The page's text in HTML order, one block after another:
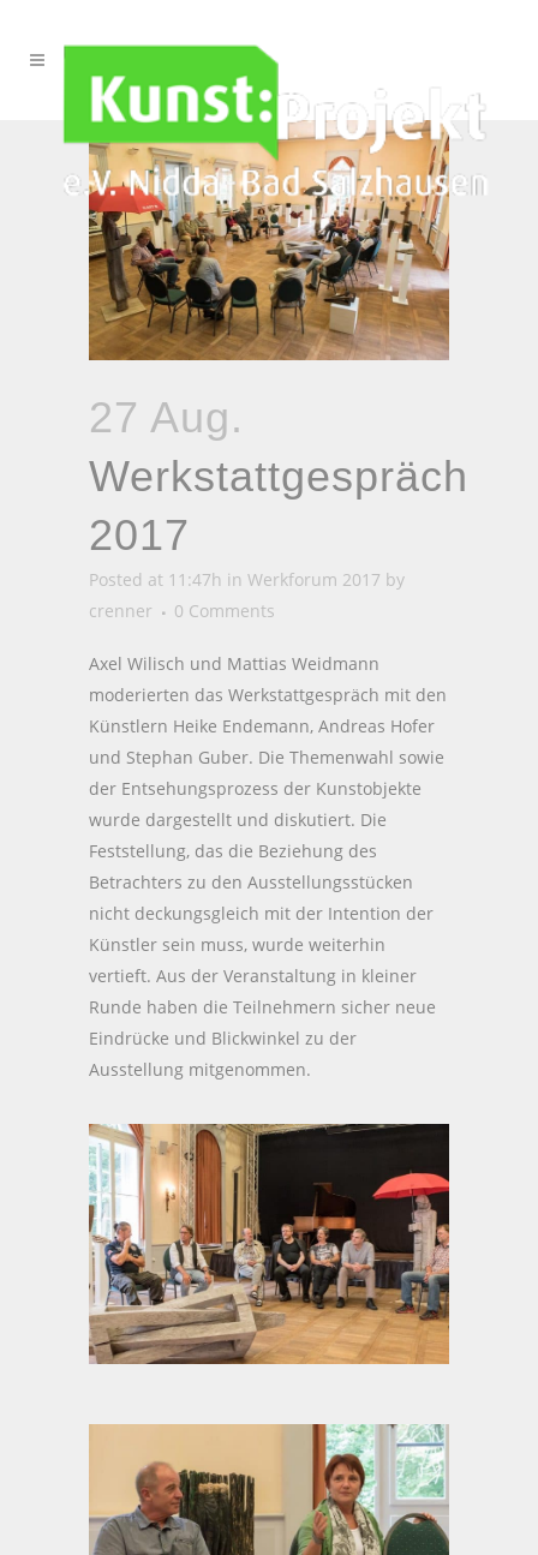
27 Aug.
Werkstattgespräch
2017
Posted at 11:47h in Werkforum 2017 by
crenner
0 Comments
Axel Wilisch und Mattias Weidmann
moderierten das Werkstattgespräch mit den
Künstlern Heike Endemann, Andreas Hofer
und Stephan Guber. Die Themenwahl sowie
der Entsehungsprozess der Kunstobjekte
wurde dargestellt und diskutiert. Die
Feststellung, das die Beziehung des
Betrachters zu den Ausstellungsstücken
nicht deckungsgleich mit der Intention der
Künstler sein muss, wurde weiterhin
vertieft. Aus der Veranstaltung in kleiner
Runde haben die Teilnehmern sicher neue
Eindrücke und Blickwinkel zu der
Ausstellung mitgenommen.